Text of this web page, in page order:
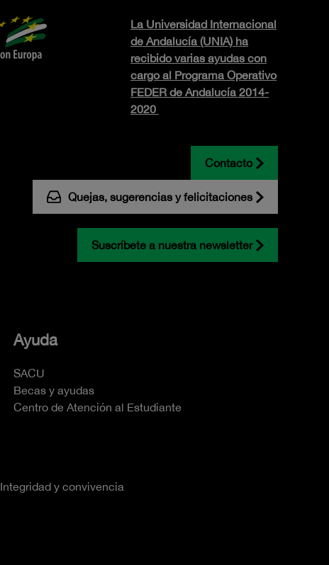
La Universidad Internacional
de Andalucía (UNIA) ha
recibido varias ayudas con
cargo al Programa Operativo
FEDER de Andalucía 2014-
2020
Contacto
Quejas, sugerencias y felicitaciones
Suscríbete a nuestra newsletter
Ayuda
SACU
Becas y ayudas
Centro de Atención al Estudiante
Integridad y convivencia